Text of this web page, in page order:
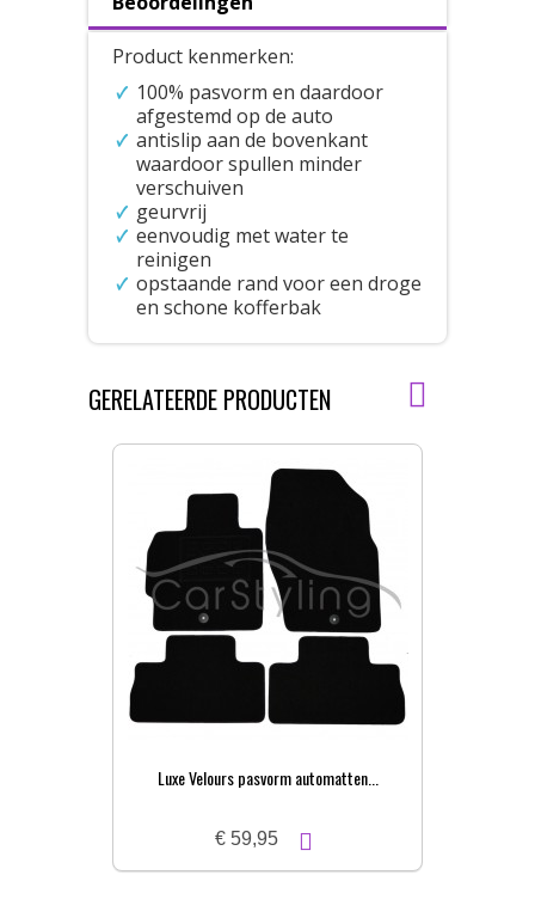
Product kenmerken:
100% pasvorm en daardoor
afgestemd op de auto
antislip aan de bovenkant
waardoor spullen minder
verschuiven
geurvrij
eenvoudig met water te
reinigen
opstaande rand voor een droge
en schone kofferbak
GERELATEERDE PRODUCTEN
Luxe Velours pasvorm automatten...
€ 59,95